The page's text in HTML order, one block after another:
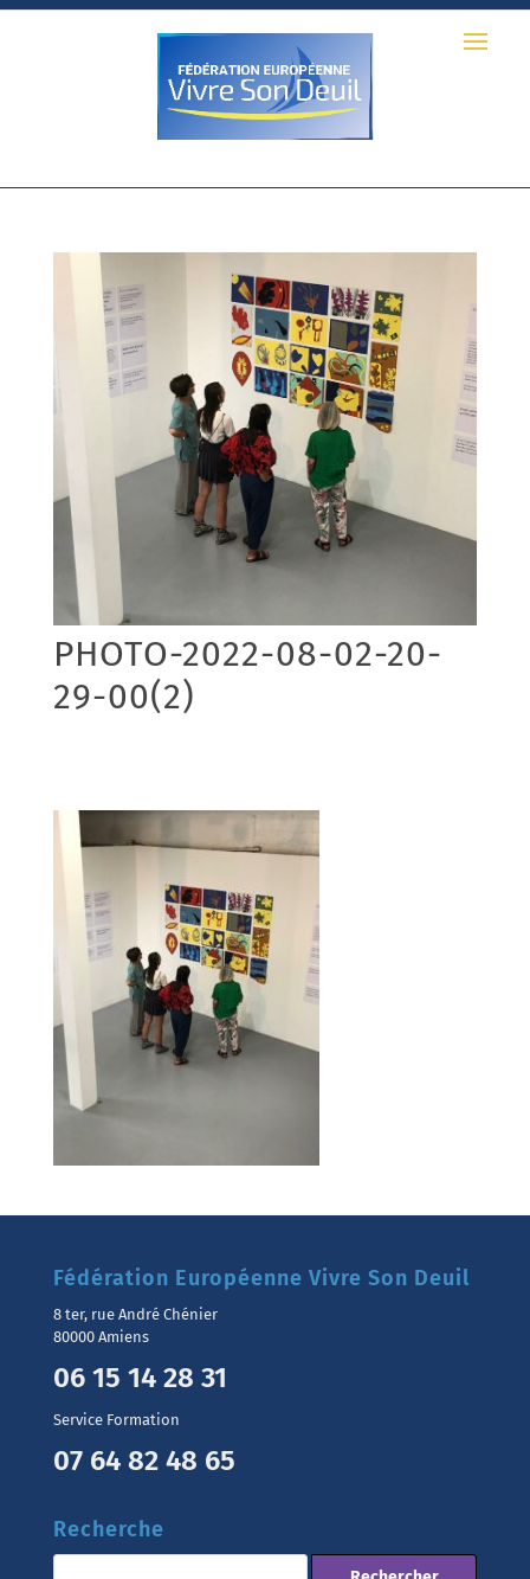
PHOTO-2022-08-02-20-
29-00(2)
Fédération Européenne Vivre Son Deuil
8 ter, rue André Chénier
80000 Amiens
06 15 14 28 31
Service Formation
07 64 82 48 65
Recherche